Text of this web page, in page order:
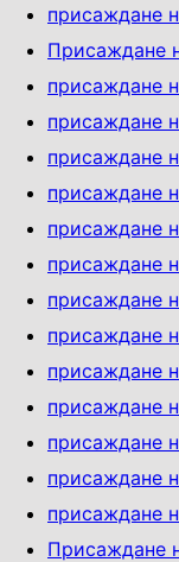
присаждане
Присаждане
присаждане
присаждане
присаждане
присаждане
присаждане
присаждане
присаждане
присаждане
присаждане
присаждане
присаждане
присаждане
присаждане
Присаждане